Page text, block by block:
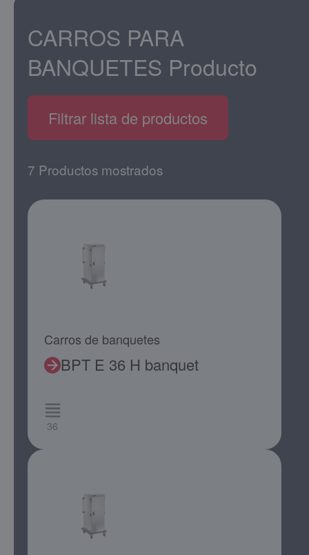
CARROS PARA
BANQUETES Producto
Filtrar lista de productos
7 Productos mostrados
Carros de banquetes
BPT E 36 H banquet
36